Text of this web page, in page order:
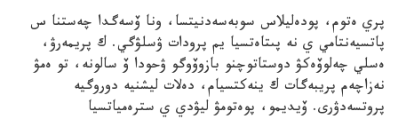
پري ەتوم، پودەليلاس سوبەسەدنيتسا، ونا ۆسەگدا چەستنا س
پاتسيەنتامي ي نە پىتاەتسيا يم پرودات ۋسلۋگي. ك پريمەرۋ،
ەسلي چەلوۆەكۋ دوستاتوچنو بازوۆوگو ۋحودا ۆ سالونە، تو ەمۋ
نەزاچەم پريبەگات ك ينەكتسيام، دەلات ليشنيە دوروگيە
پروتسەدۋرى. ۆيديمو، پوەتومۋ ليۋدي ي سترەمياتسيا